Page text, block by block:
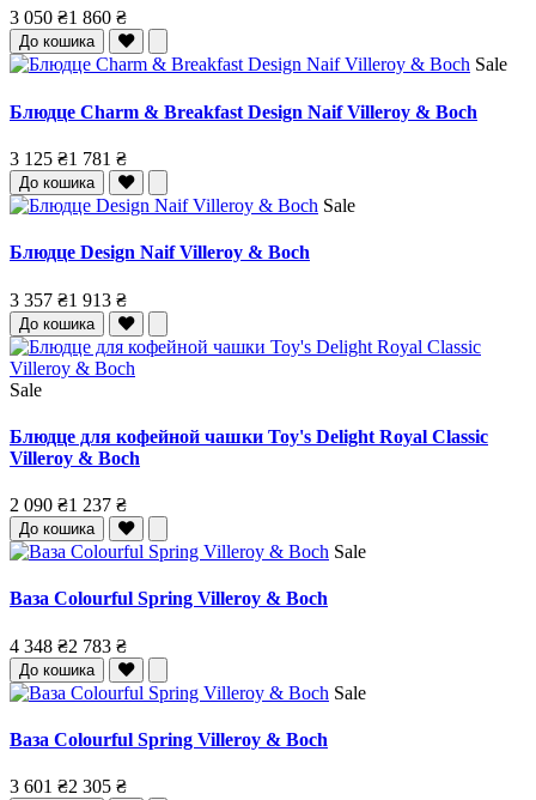
3 050 ₴1 860 ₴
До кошика
Sale
Блюдце Charm & Breakfast Design Naif Villeroy & Boch
3 125 ₴1 781 ₴
До кошика
Sale
Блюдце Design Naif Villeroy & Boch
3 357 ₴1 913 ₴
До кошика
Sale
Блюдце для кофейной чашки Toy's Delight Royal Classic
Villeroy & Boch
2 090 ₴1 237 ₴
До кошика
Sale
Ваза Colourful Spring Villeroy & Boch
4 348 ₴2 783 ₴
До кошика
Sale
Ваза Colourful Spring Villeroy & Boch
3 601 ₴2 305 ₴